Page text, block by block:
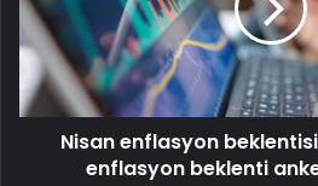
kadar?
Nisan
enflasyon
beklenti
anketi
yayımlandı!Nisan enflasyon
enflasyon beklenti